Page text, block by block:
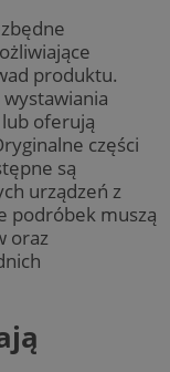
produktu.
oferują
części
są
urządzeń z
podróbek muszą
oraz